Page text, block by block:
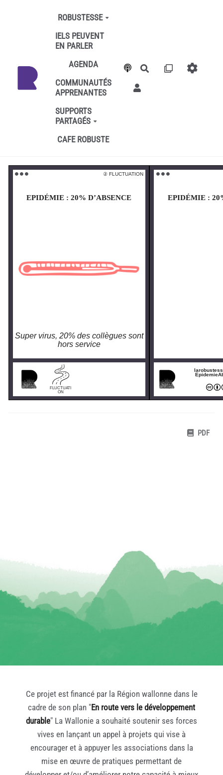
Aller au contenu principal
ROBUSTESSE
IELS PEUVENT
EN PARLER
AGENDA
COMMUNAUTÉS
APPRENANTES
SUPPORTS
PARTAGÉS
CAFE ROBUSTE
Rechercher
⚫️ ⚫️ ⚫️ ② FLUCTUATION
EPIDÉMIE : 20% D’ABSENCE
Super virus, 20% des collègues sont
hors service
FLUCTUATI
ON
⚫️ ⚫️ ⚫️
EPIDÉMIE :
PDF
Ce projet est financé par la Région wallonne dans le
cadre de son plan "En route vers le développement
durable" La Wallonie a souhaité soutenir ses forces
vives en lançant un appel à projets qui vise à
encourager et à appuyer les associations dans la
mise en œuvre de pratiques permettant de